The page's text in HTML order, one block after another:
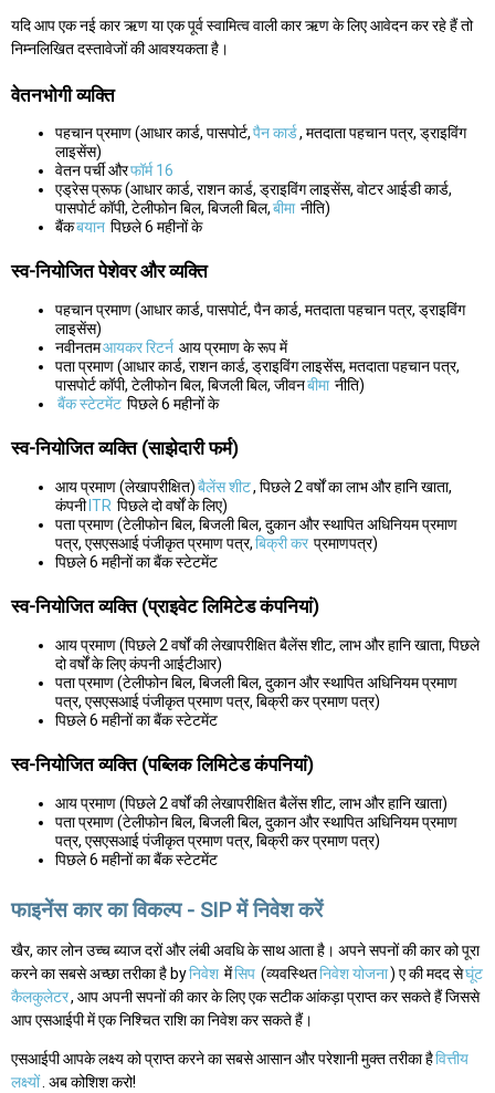
यदि आप एक नई कार ऋण या एक पूर्व स्वामित्व वाली कार ऋण के लिए आवेदन कर रहे हैं तो
निम्नलिखित दस्तावेजों की आवश्यकता है।
वेतनभोगी व्यक्ति
पहचान प्रमाण (आधार कार्ड, पासपोर्ट,पैन कार्ड, मतदाता पहचान पत्र, ड्राइविंग
लाइसेंस)
वेतन पर्ची औरफॉर्म 16
एड्रेस प्रूफ (आधार कार्ड, राशन कार्ड, ड्राइविंग लाइसेंस, वोटर आईडी कार्ड,
पासपोर्ट कॉपी, टेलीफोन बिल, बिजली बिल,बीमा नीति)
बैंकबयान पिछले 6 महीनों के
स्व-नियोजित पेशेवर और व्यक्ति
पहचान प्रमाण (आधार कार्ड, पासपोर्ट, पैन कार्ड, मतदाता पहचान पत्र, ड्राइविंग
लाइसेंस)
नवीनतमआयकर रिटर्न आय प्रमाण के रूप में
पता प्रमाण (आधार कार्ड, राशन कार्ड, ड्राइविंग लाइसेंस, मतदाता पहचान पत्र,
पासपोर्ट कॉपी, टेलीफोन बिल, बिजली बिल, जीवनबीमा नीति)
बैंक स्टेटमेंट पिछले 6 महीनों के
स्व-नियोजित व्यक्ति (साझेदारी फर्म)
आय प्रमाण (लेखापरीक्षित)बैलेंस शीट, पिछले 2 वर्षों का लाभ और हानि खाता,
कंपनी ITR पिछले दो वर्षों के लिए)
पता प्रमाण (टेलीफोन बिल, बिजली बिल, दुकान और स्थापित अधिनियम प्रमाण
पत्र, एसएसआई पंजीकृत प्रमाण पत्र,बिक्री कर प्रमाणपत्र)
पिछले 6 महीनों का बैंक स्टेटमेंट
स्व-नियोजित व्यक्ति (प्राइवेट लिमिटेड कंपनियां)
आय प्रमाण (पिछले 2 वर्षों की लेखापरीक्षित बैलेंस शीट, लाभ और हानि खाता, पिछले
दो वर्षों के लिए कंपनी आईटीआर)
पता प्रमाण (टेलीफोन बिल, बिजली बिल, दुकान और स्थापित अधिनियम प्रमाण
पत्र, एसएसआई पंजीकृत प्रमाण पत्र, बिक्री कर प्रमाण पत्र)
पिछले 6 महीनों का बैंक स्टेटमेंट
स्व-नियोजित व्यक्ति (पब्लिक लिमिटेड कंपनियां)
आय प्रमाण (पिछले 2 वर्षों की लेखापरीक्षित बैलेंस शीट, लाभ और हानि खाता)
पता प्रमाण (टेलीफोन बिल, बिजली बिल, दुकान और स्थापित अधिनियम प्रमाण
पत्र, एसएसआई पंजीकृत प्रमाण पत्र, बिक्री कर प्रमाण पत्र)
पिछले 6 महीनों का बैंक स्टेटमेंट
फाइनेंस कार का विकल्प - SIP में निवेश करें
खैर, कार लोन उच्च ब्याज दरों और लंबी अवधि के साथ आता है। अपने सपनों की कार को पूरा
करने का सबसे अच्छा तरीका है byनिवेश मेंसिप (व्यवस्थितनिवेश योजना) ए की मदद सेघूंट
कैलकुलेटर, आप अपनी सपनों की कार के लिए एक सटीक आंकड़ा प्राप्त कर सकते हैं जिससे
आप एसआईपी में एक निश्चित राशि का निवेश कर सकते हैं।
एसआईपी आपके लक्ष्य को प्राप्त करने का सबसे आसान और परेशानी मुक्त तरीका हैवित्तीय
लक्ष्यों. अब कोशिश करो!